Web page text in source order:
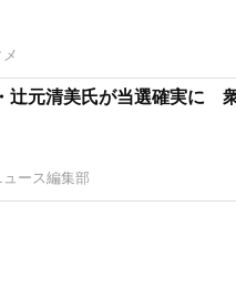
辻元清美氏が当選確実に
ース編集部